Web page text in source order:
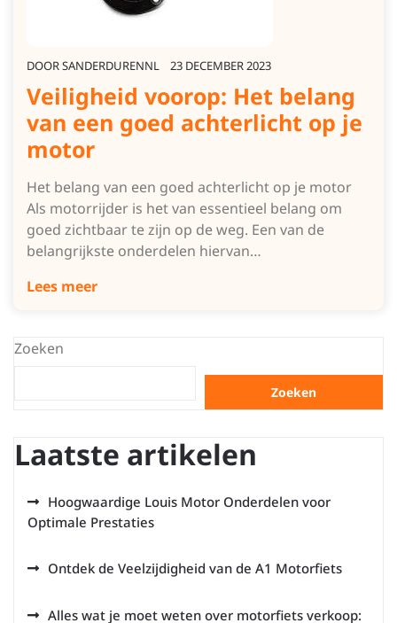
DOORSANDERDURENNL 23 DECEMBER 2023
Veiligheid voorop: Het belang
van een goed achterlicht op je
motor
Het belang van een goed achterlicht op je motor
Als motorrijder is het van essentieel belang om
goed zichtbaar te zijn op de weg. Een van de
belangrijkste onderdelen hiervan…
Lees meer
Zoeken
Zoeken
Laatste artikelen
Hoogwaardige Louis Motor Onderdelen voor
Optimale Prestaties
Ontdek de Veelzijdigheid van de A1 Motorfiets
Alles wat je moet weten over motorfiets verkoop: